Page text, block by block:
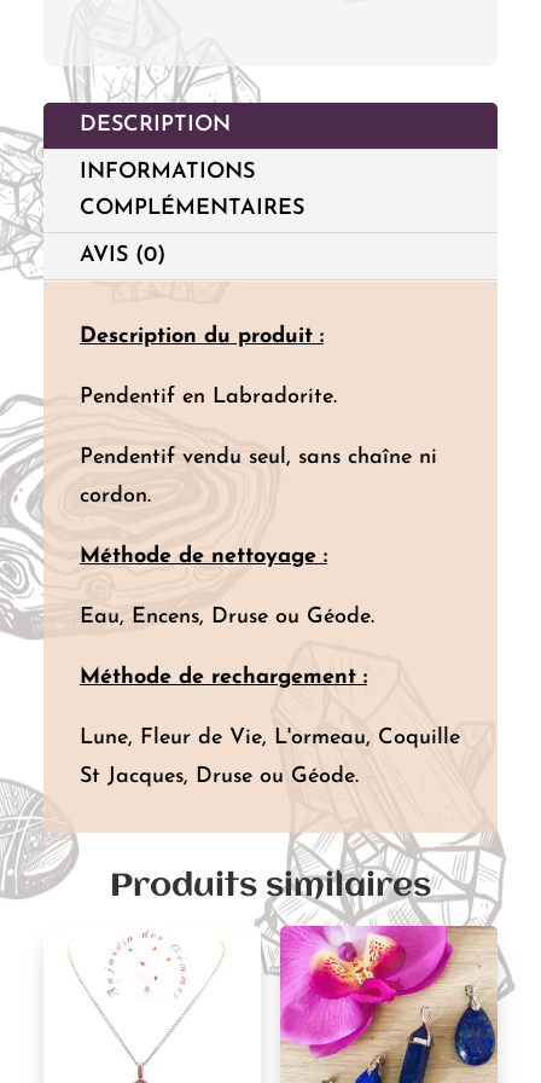
DESCRIPTION
INFORMATIONS
COMPLÉMENTAIRES
AVIS (0)
Description du produit :
Pendentif en Labradorite.
Pendentif vendu seul, sans chaîne ni
cordon.
Méthode de nettoyage :
Eau, Encens, Druse ou Géode.
Méthode de rechargement :
Lune, Fleur de Vie, L'ormeau, Coquille
St Jacques, Druse ou Géode.
Produits similaires